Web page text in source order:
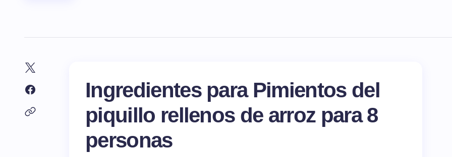
Ingredientes para Pimientos del
piquillo rellenos de arroz para 8
personas